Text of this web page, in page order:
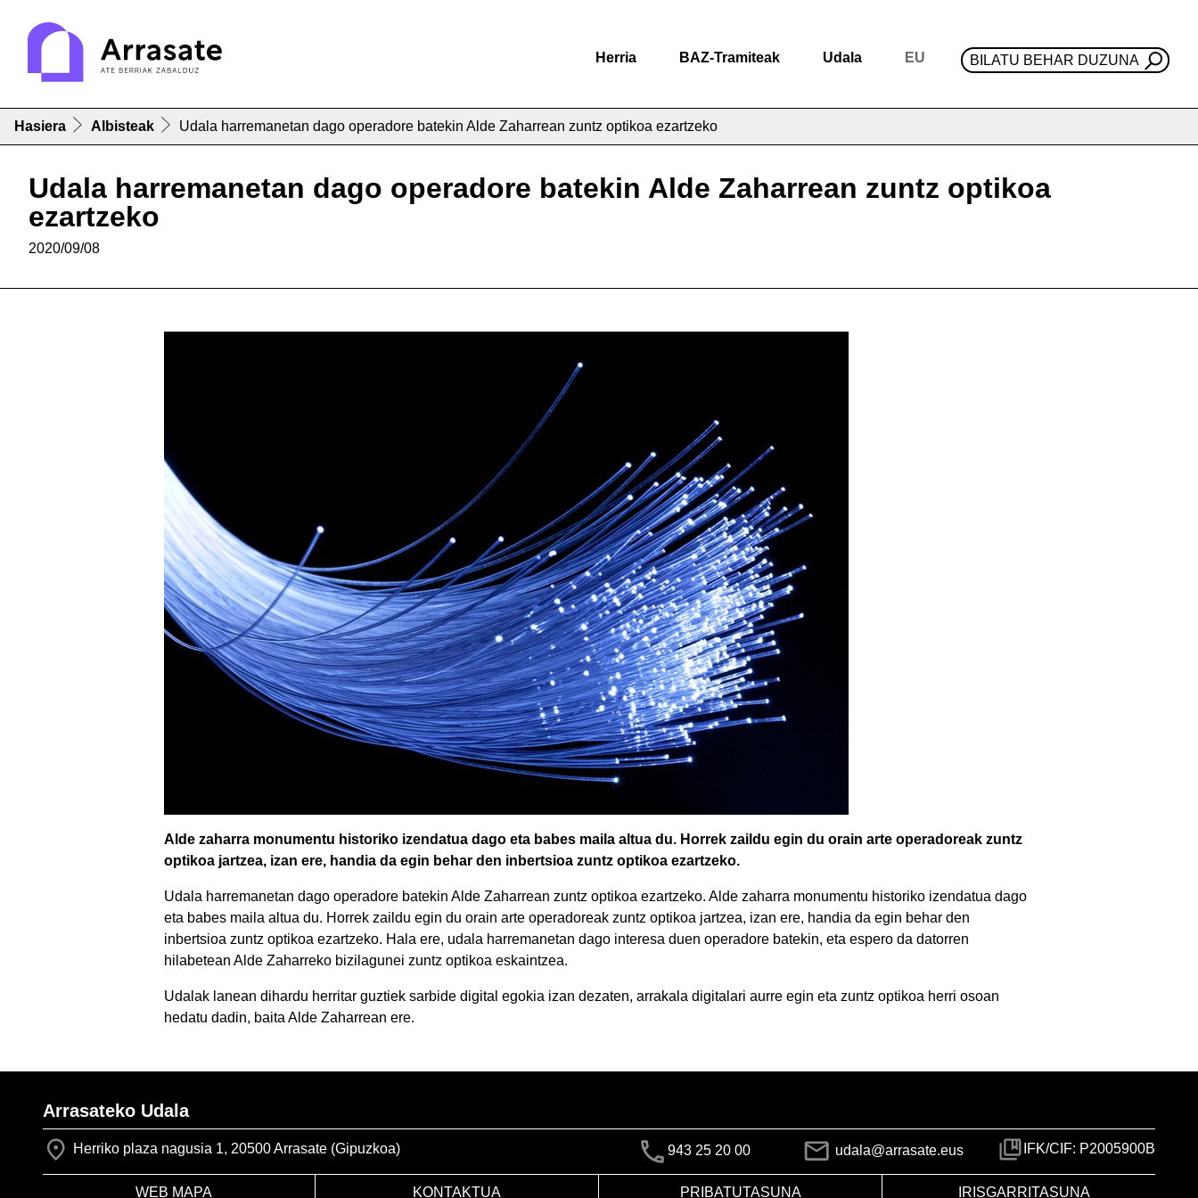
Herria BAZ-Tramiteak Udala EU BILATU BEHAR DUZUNA
Hasiera Albisteak Udala harremanetan dago operadore batekin Alde Zaharrean zuntz optikoa ezartzeko
Udala harremanetan dago operadore batekin Alde Zaharrean zuntz optikoa
ezartzeko
2020/09/08
Alde zaharra monumentu historiko izendatua dago eta babes maila altua du. Horrek zaildu egin du orain arte operadoreak zuntz
optikoa jartzea, izan ere, handia da egin behar den inbertsioa zuntz optikoa ezartzeko.
Udala harremanetan dago operadore batekin Alde Zaharrean zuntz optikoa ezartzeko. Alde zaharra monumentu historiko izendatua dago
eta babes maila altua du. Horrek zaildu egin du orain arte operadoreak zuntz optikoa jartzea, izan ere, handia da egin behar den
inbertsioa zuntz optikoa ezartzeko. Hala ere, udala harremanetan dago interesa duen operadore batekin, eta espero da datorren
hilabetean Alde Zaharreko bizilagunei zuntz optikoa eskaintzea.
Udalak lanean dihardu herritar guztiek sarbide digital egokia izan dezaten, arrakala digitalari aurre egin eta zuntz optikoa herri osoan
hedatu dadin, baita Alde Zaharrean ere.
Arrasateko Udala
Herriko plaza nagusia 1, 20500 Arrasate (Gipuzkoa) 943 25 20 00 udala@arrasate.eus IFK/CIF: P2005900B
WEB MAPA KONTAKTUA PRIBATUTASUNA IRISGARRITASUNA